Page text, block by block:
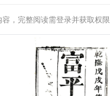
，完整阅读需登录并获取权限